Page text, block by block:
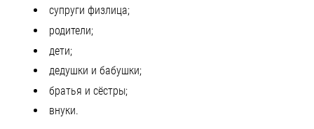
супруги физлица;
родители;
дети;
дедушки и бабушки;
братья и сёстры;
внуки.